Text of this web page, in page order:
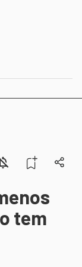
tem